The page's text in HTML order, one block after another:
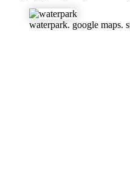
waterpark. google maps.